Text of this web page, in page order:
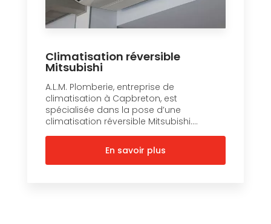
Climatisation réversible
Mitsubishi
A.L.M. Plomberie, entreprise de
climatisation à Capbreton, est
spécialisée dans la pose d’une
climatisation réversible Mitsubishi....
En savoir plus